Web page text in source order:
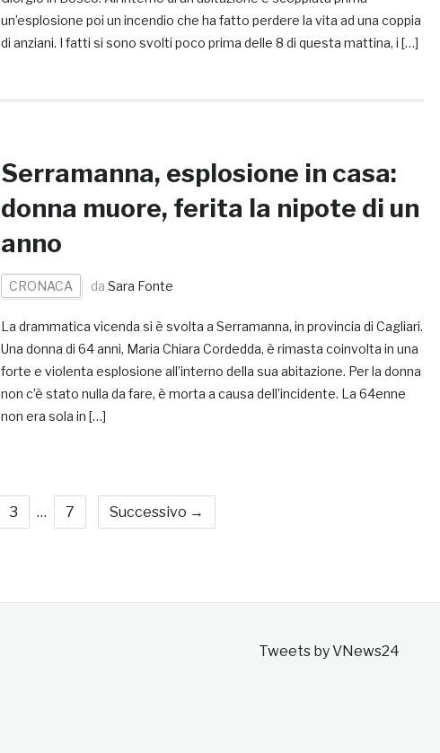
un’esplosione poi un incendio che ha fatto perdere la vita ad una coppia
di anziani. I fatti si sono svolti poco prima delle 8 di questa mattina, i […]
Serramanna, esplosione in casa:
donna muore, ferita la nipote di un
anno
CRONACA da Sara Fonte
La drammatica vicenda si è svolta a Serramanna, in provincia di Cagliari.
Una donna di 64 anni, Maria Chiara Cordedda, è rimasta coinvolta in una
forte e violenta esplosione all’interno della sua abitazione. Per la donna
non c’è stato nulla da fare, è morta a causa dell’incidente. La 64enne
non era sola in […]
3 … 7 Successivo →
Tweets by VNews24